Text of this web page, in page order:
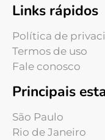
Links rápidos
Política de
Termos de uso
Fale conosco
Principais
São Paulo
Rio de Janeiro